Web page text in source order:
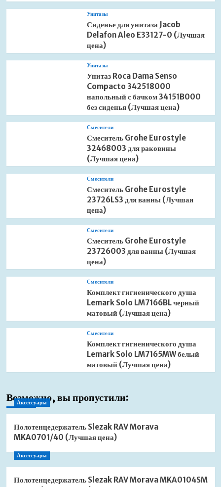
Унитазы
Сиденье для унитаза Jacob
Delafon Aleo E33127-0 (Лучшая
цена)
Унитазы
Унитаз Roca Dama Senso
Compacto 342518000
напольный с бачком 34151B000
без сиденья (Лучшая цена)
Смесители
Смеситель Grohe Eurostyle
32468003 для раковины
(Лучшая цена)
Смесители
Смеситель Grohe Eurostyle
23726LS3 для ванны (Лучшая
цена)
Смесители
Смеситель Grohe Eurostyle
23726003 для ванны (Лучшая
цена)
Смесители
Комплект гигиенического душа
Lemark Solo LM7166BL черный
матовый (Лучшая цена)
Смесители
Комплект гигиенического душа
Lemark Solo LM7165MW белый
матовый (Лучшая цена)
Возможно, вы пропустили:
Аксессуары
Полотенцедержатель Slezak RAV Morava
MKA0701/40 (Лучшая цена)
Аксессуары
Полотенцедержатель Slezak RAV Morava MKA0104SM